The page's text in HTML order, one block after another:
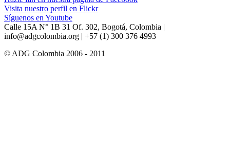
Visita nuestro perfil en Flickr
Síguenos en Youtube
Calle 15A N° 1B 31 Of. 302, Bogotá, Colombia |
info@adgcolombia.org | +57 (1) 300 376 4993
© ADG Colombia 2006 - 2011